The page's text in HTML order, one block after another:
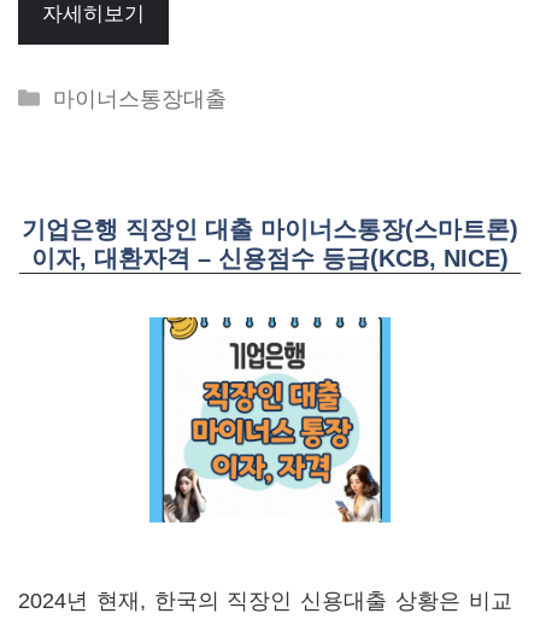
자세히보기
Categories
마이너스통장대출
기업은행 직장인 대출 마이너스통장(스마트론)
이자, 대환자격 – 신용점수 등급(KCB, NICE)
2024년 현재, 한국의 직장인 신용대출 상황은 비교